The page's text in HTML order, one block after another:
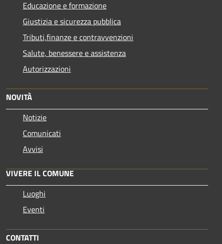
Educazione e formazione
Giustizia e sicurezza pubblica
Tributi,finanze e contravvenzioni
Salute, benessere e assistenza
Autorizzazioni
NOVITÀ
Notizie
Comunicati
Avvisi
VIVERE IL COMUNE
Luoghi
Eventi
CONTATTI